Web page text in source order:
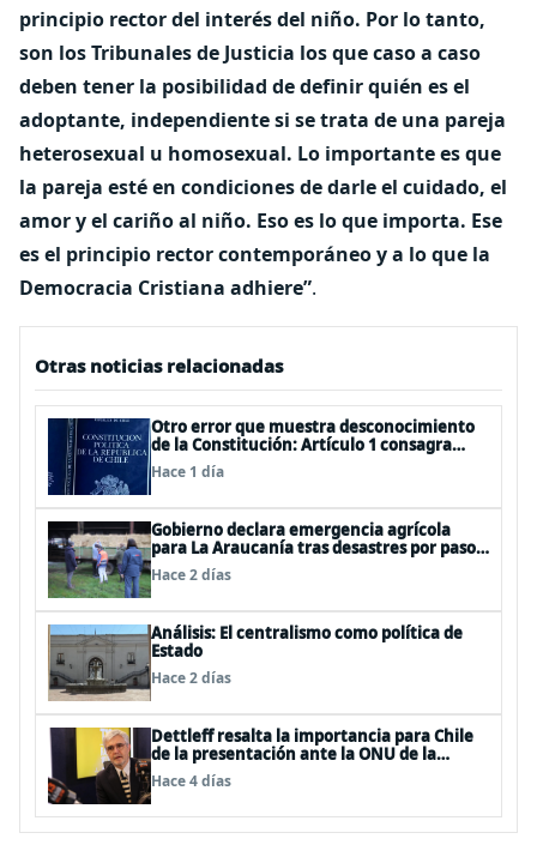
principio rector del interés del niño. Por lo tanto,
son los Tribunales de Justicia los que caso a caso
deben tener la posibilidad de definir quién es el
adoptante, independiente si se trata de una pareja
heterosexual u homosexual. Lo importante es que
la pareja esté en condiciones de darle el cuidado, el
amor y el cariño al niño. Eso es lo que importa. Ese
es el principio rector contemporáneo y a lo que la
Democracia Cristiana adhiere”.
Otras noticias relacionadas
Otro error que muestra desconocimiento
de la Constitución: Artículo 1 consagra
resguardar la seguridad nacional y
proteger a los ciudadanos
Hace 1 día
Gobierno declara emergencia agrícola
para La Araucanía tras desastres por pasos
de sistemas frontales
Hace 2 días
Análisis: El centralismo como política de
Estado
Hace 2 días
Dettleff resalta la importancia para Chile
de la presentación ante la ONU de la
Plataforma Continental Extendida del
Archipiélago Juan Fernández
Hace 4 días